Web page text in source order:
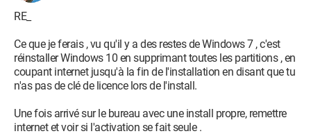
RE_
Ce que je ferais , vu qu'il y a des restes de Windows 7 , c'est
réinstaller Windows 10 en supprimant toutes les partitions , en
coupant internet jusqu'à la fin de l'installation en disant que tu
n'as pas de clé de licence lors de l'install.
Une fois arrivé sur le bureau avec une install propre, remettre
internet et voir si l'activation se fait seule .